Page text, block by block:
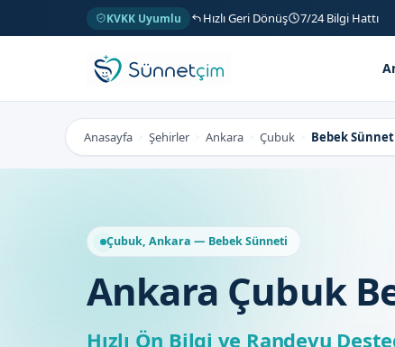
KVKK Uyumlu Hızlı Geri Dönüş 7/24 Bilgi Hattı
Anasayfa > Şehirler > Ankara > Çubuk > Bebek
Çubuk, Ankara — Bebek Sünneti
Ankara Çubuk
Hızlı Ön Bilgi ve Randevu